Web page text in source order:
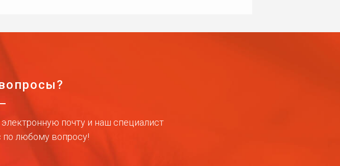
почту и наш специалист
по любому вопросу!